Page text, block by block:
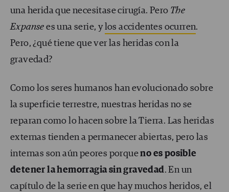
una herida que necesitase cirugía. Pero The
Expanse es una serie, ylos accidentes ocurren.
Pero, ¿qué tiene que ver las heridas con la
gravedad?
Como los seres humanos han evolucionado sobre
la superficie terrestre, nuestras heridas no se
reparan como lo hacen sobre la Tierra. Las heridas
externas tienden a permanecer abiertas, pero las
internas son aún peores porqueno es posible
detener la hemorragia sin gravedad. En un
capítulo de la serie en que hay muchos heridos, el